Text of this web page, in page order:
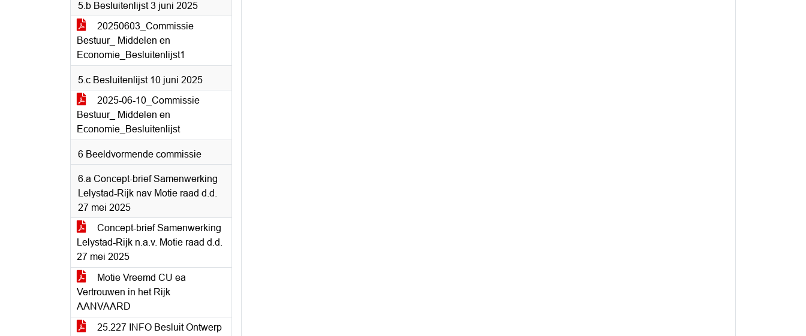
5.b Besluitenlijst 3 juni 2025
20250603_Commissie
Bestuur_ Middelen en
Economie_Besluitenlijst1
5.c Besluitenlijst 10 juni 2025
2025-06-10_Commissie
Bestuur_ Middelen en
Economie_Besluitenlijst
6 Beeldvormende commissie
6.a Concept-brief Samenwerking
Lelystad-Rijk nav Motie raad d.d.
27 mei 2025
Concept-brief Samenwerking
Lelystad-Rijk n.a.v. Motie raad d.d.
27 mei 2025
Motie Vreemd CU ea
Vertrouwen in het Rijk
AANVAARD
25.227 INFO Besluit Ontwerp